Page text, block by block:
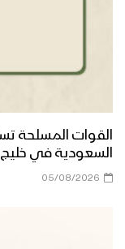
السعودية في
05/08/2026